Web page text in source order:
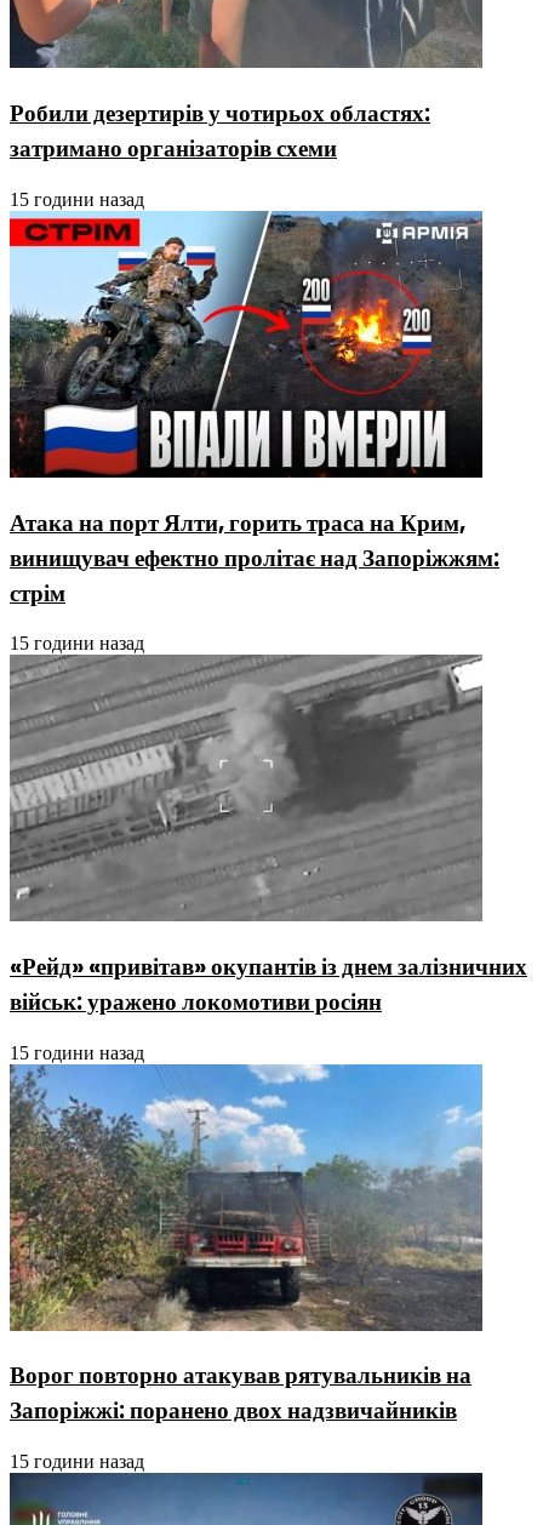
Робили дезертирів у чотирьох областях:
затримано організаторів схеми
15 години назад
Атака на порт Ялти, горить траса на Крим,
винищувач ефектно пролітає над Запоріжжям:
стрім
15 години назад
«Рейд» «привітав» окупантів із днем залізничних
військ: уражено локомотиви росіян
15 години назад
Ворог повторно атакував рятувальників на
Запоріжжі: поранено двох надзвичайників
15 години назад